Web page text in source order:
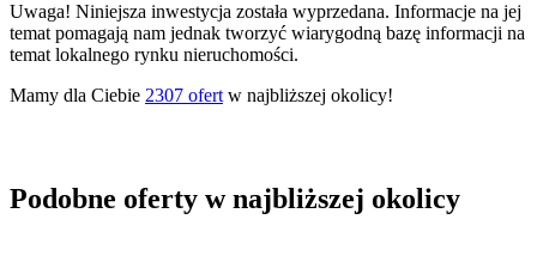
Uwaga! Niniejsza inwestycja została wyprzedana. Informacje na jej
temat pomagają nam jednak tworzyć wiarygodną bazę informacji na
temat lokalnego rynku nieruchomości.
Mamy dla Ciebie 2307 ofert w najbliższej okolicy!
Podobne oferty w najbliższej okolicy